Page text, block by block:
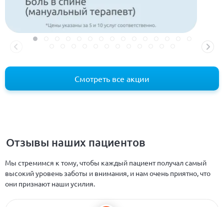
Смотреть все акции
Отзывы наших пациентов
Мы стремимся к тому, чтобы каждый пациент получал самый
высокий уровень заботы и внимания, и нам очень приятно, что
они признают наши усилия.